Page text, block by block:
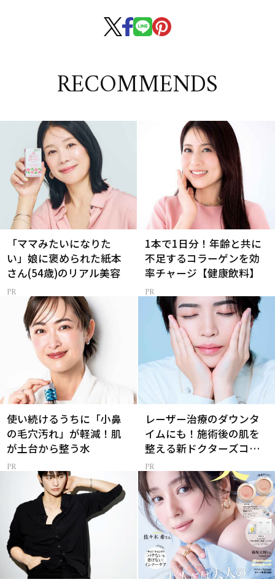
RECOMMENDS
「ママみたいになりた
い」娘に褒められた紙本
さん(54歳)のリアル美容
1本で1日分！年齢と共に
不足するコラーゲンを効
率チャージ【健康飲料】
使い続けるうちに「小鼻
の毛穴汚れ」が軽減！肌
が土台から整う水
レーザー治療のダウンタ
イムにも！施術後の肌を
整える新ドクターズコス
メ